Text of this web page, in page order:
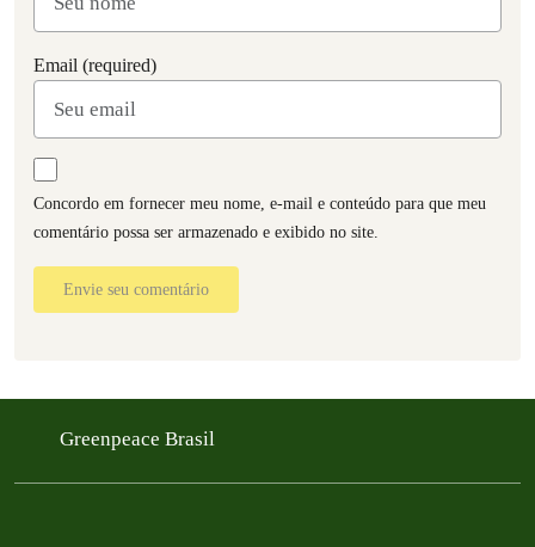
Email (required)
Concordo em fornecer meu nome, e-mail e conteúdo para que meu
comentário possa ser armazenado e exibido no site.
Envie seu comentário
Greenpeace Brasil